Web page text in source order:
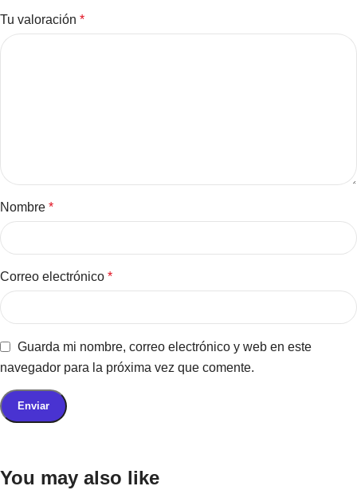
Tu valoración *
Nombre *
Correo electrónico *
Guarda mi nombre, correo electrónico y web en este
navegador para la próxima vez que comente.
You may also like